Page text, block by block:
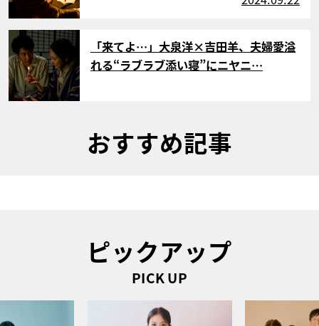
「来てよ…」大泉洋×吉田羊、夫婦愛溢
れる“ラブラブ添い寝”にニヤニ…
おすすめ記事
ピックアップ
PICK UP